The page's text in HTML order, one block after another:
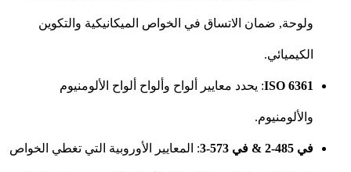
ولوحة, ضمان الاتساق في الخواص الميكانيكية والتكوين
الكيميائي.
ISO 6361: يحدد معايير ألواح وألواح ألواح الألومنيوم
والألومنيوم.
في 485-2 & في 573-3 : المعايير الأوروبية التي تغطي الخواص